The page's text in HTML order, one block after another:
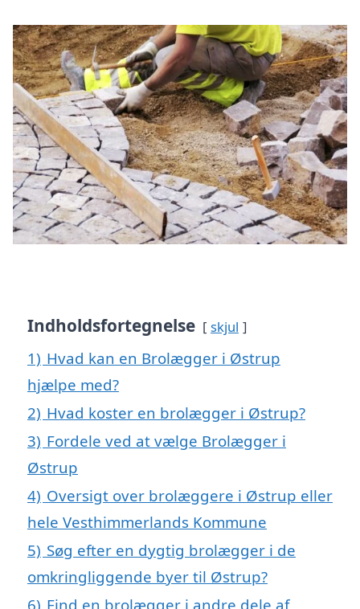
Indholdsfortegnelse skjul
1) Hvad kan en Brolægger i Østrup
hjælpe med?
2) Hvad koster en brolægger i Østrup?
3) Fordele ved at vælge Brolægger i
Østrup
4) Oversigt over brolæggere i Østrup eller
hele Vesthimmerlands Kommune
5) Søg efter en dygtig brolægger i de
omkringliggende byer til Østrup?
6) Find en brolægger i andre dele af